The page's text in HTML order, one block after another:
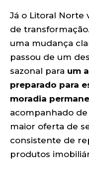
Já o Litoral
de
uma mudança
passou de um
sazonal para um
preparado para
moradia
acompanhado
maior oferta de
consistente de
produtos